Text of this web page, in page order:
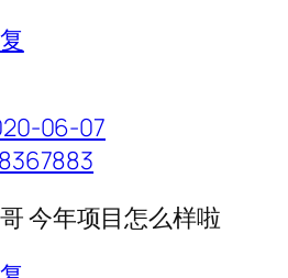
06-07
今年项目怎么样啦